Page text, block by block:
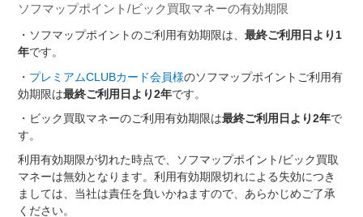
ソフマップポイント/ビック買取マネーの有効期限
・ソフマップポイントのご利用有効期限は、最終ご利用日より1
年です。
・ プレミアムCLUBカード会員様のソフマップポイントご利用有
効期限は最終ご利用日より2年です。
・ビック買取マネーのご利用有効期限は最終ご利用日より2年で
す。
利用有効期限が切れた時点で、ソフマップポイント/ビック買取
マネーは無効となります。利用有効期限切れによる失効につき
ましては、当社は責任を負いかねますので、あらかじめご了承
ください。